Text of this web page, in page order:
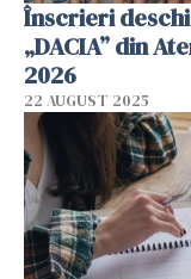
Înscrieri
„DACIA” din
2026
22 AUGUST 2025